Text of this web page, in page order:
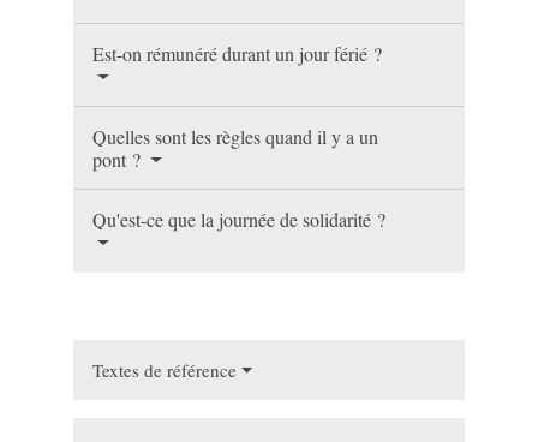
Est-on rémunéré durant un jour férié ?
Quelles sont les règles quand il y a un
pont ?
Qu'est-ce que la journée de solidarité ?
Textes de référence